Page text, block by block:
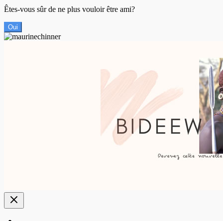
Êtes-vous sûr de ne plus vouloir être ami?
Oui